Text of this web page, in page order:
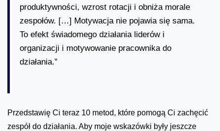
produktywności, wzrost rotacji i obniża morale
zespołów. […] Motywacja nie pojawia się sama.
To efekt świadomego działania liderów i
organizacji i motywowanie pracownika do
działania.”
Przedstawię Ci teraz 10 metod, które pomogą Ci zachęcić
zespół do działania. Aby moje wskazówki były jeszcze